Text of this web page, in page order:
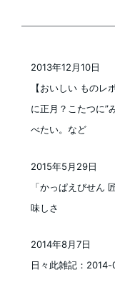
【おいしい もの
に正月？こたつに”
べたい。など
2013年12月10日
「かっぱえびせん
味しさ
2015年5月29日
日々此雑記：
2014年8月7日